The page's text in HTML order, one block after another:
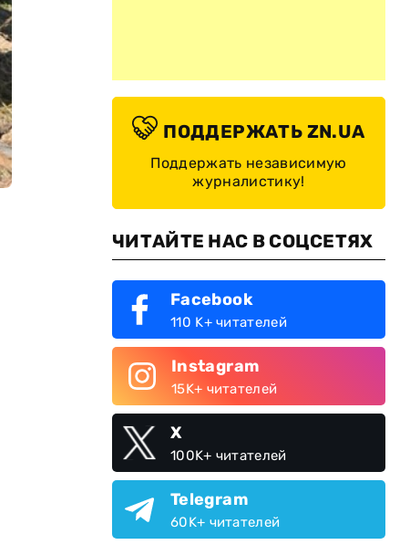
ПОДДЕРЖАТЬ ZN.UA
Поддержать независимую
журналистику!
ЧИТАЙТЕ НАС В СОЦСЕТЯХ
Facebook
110 K+ читателей
Instagram
15K+ читателей
X
100K+ читателей
Telegram
60K+ читателей